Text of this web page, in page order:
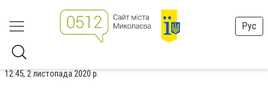
Рус
12:45, 2 листопада 2020 р.